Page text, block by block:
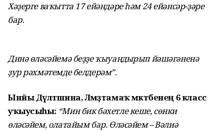
Хәҙерге ваҡытта 17 ейәндәре һәм 24 ейәнсәр-ҙәре
бар.
Динә өләсәйемә беҙҙе ҡыуандырып йәшәгәненә
ҙур рәхмәтемде белдерәм”.
Ынйы Дәүләтшина, Ләмәҙтамаҡ мәктәбенең 6 класс
уҡыусыһы: “Мин бик бәхетле кеше, сөнки
өләсәйем, олатайым бар. Өләсәйем – Вәлиә